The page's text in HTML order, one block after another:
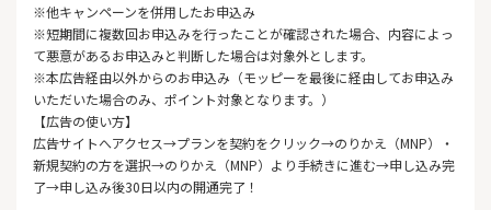
※他キャンペーンを併用したお申込み
※短期間に複数回お申込みを行ったことが確認された場合、内容によっ
て悪意があるお申込みと判断した場合は対象外とします。
※本広告経由以外からのお申込み（モッピーを最後に経由してお申込み
いただいた場合のみ、ポイント対象となります。）
【広告の使い方】
広告サイトへアクセス→プランを契約をクリック→のりかえ（MNP）・
新規契約の方を選択→のりかえ（MNP）より手続きに進む→申し込み完
了→申し込み後30日以内の開通完了！